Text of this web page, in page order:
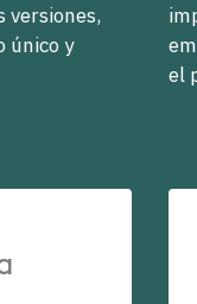
versiones,
único y
el